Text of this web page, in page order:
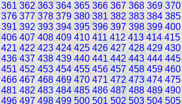
361 362 363 364 365 366 367 368 369 370
376 377 378 379 380 381 382 383 384 385
391 392 393 394 395 396 397 398 399 400
406 407 408 409 410 411 412 413 414 415
421 422 423 424 425 426 427 428 429 430
436 437 438 439 440 441 442 443 444 445
451 452 453 454 455 456 457 458 459 460
466 467 468 469 470 471 472 473 474 475
481 482 483 484 485 486 487 488 489 490
496 497 498 499 500 501 502 503 504 505